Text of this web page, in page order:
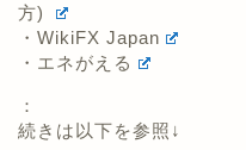
方)
・WikiFX Japan
・エネがえる
：
続きは以下を参照↓